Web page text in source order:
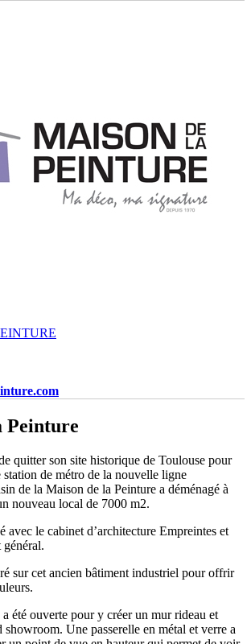
Peinture
quitter son site historique de Toulouse pour
station de métro de la nouvelle ligne
de la Maison de la Peinture a déménagé à
nouveau local de 7000 m2.
avec le cabinet d’architecture Empreintes et
sur cet ancien bâtiment industriel pour offrir
été ouverte pour y créer un mur rideau et
Une passerelle en métal et verre a